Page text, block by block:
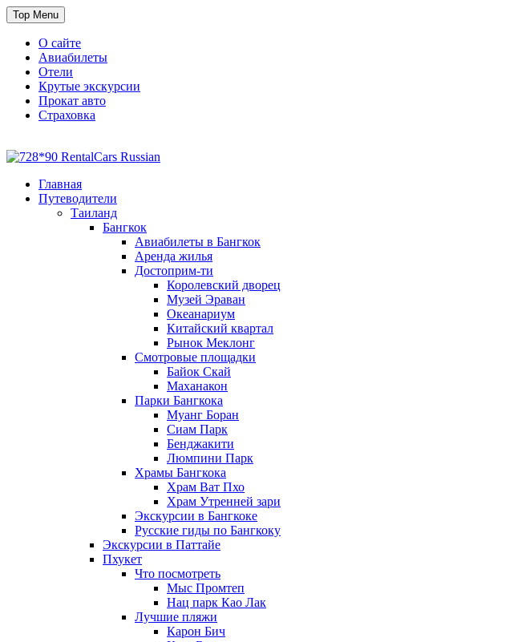
Skip
to
content
Top Menu
О сайте
Авиабилеты
Отели
Крутые экскурсии
Прокат авто
Страховка
Travel or Die
Cайт, который всегда с тобой
Главная
Путеводители
Таиланд
Бангкок
Авиабилеты в Бангкок
Аренда жилья
Достоприм-ти
Королевский дворец
Музей Эраван
Океанариум
Китайский квартал
Рынок Меклонг
Смотровые площадки
Байок Скай
Маханакон
Парки Бангкока
Муанг Боран
Сиам Парк
Бенджакити
Люмпини Парк
Храмы Бангкока
Храм Ват Пхо
Храм Утренней зари
Экскурсии в Бангкоке
Русские гиды по Бангкоку
Экскурсии в Паттайе
Пхукет
Что посмотреть
Мыс Промтеп
Нац парк Као Лак
Лучшие пляжи
Карон Бич